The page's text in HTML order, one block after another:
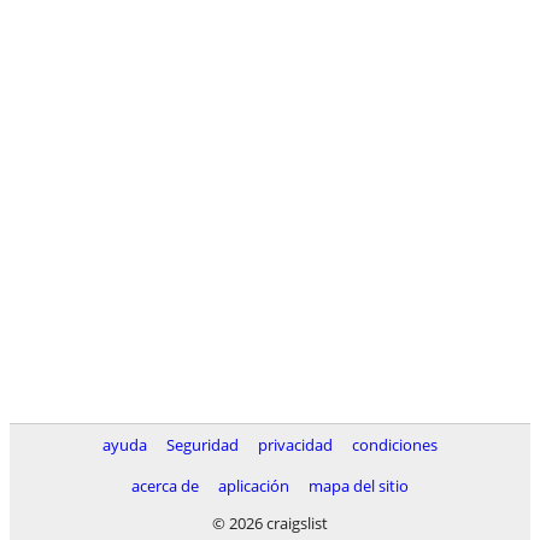
ayuda Seguridad privacidad
condiciones
acerca de
aplicación
mapa del sitio
© 2026 craigslist